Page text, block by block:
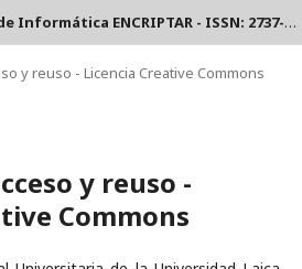
Revista Científica de Informática ENCRIPTAR - ISSN: 2737-6389.
y reuso - Licencia Creative Commons
y reuso -
Commons